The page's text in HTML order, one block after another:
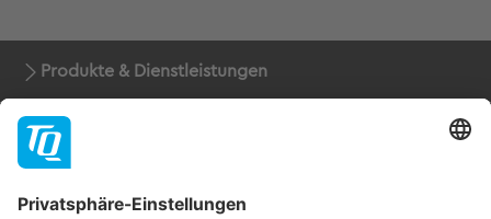
Produkte & Dienstleistungen
Support
Unternehmen